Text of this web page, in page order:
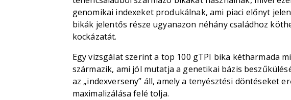
genomikai indexeket produkálnak, ami piaci előnyt
bikák jelentős része ugyanazon néhány családhoz
kockázatát.
Egy vizsgálat szerint a top 100 gTPI bika kétharmada
származik, ami jól mutatja a genetikai bázis
az „indexverseny” áll, amely a tenyésztési döntéseket
maximalizálása felé tolja.